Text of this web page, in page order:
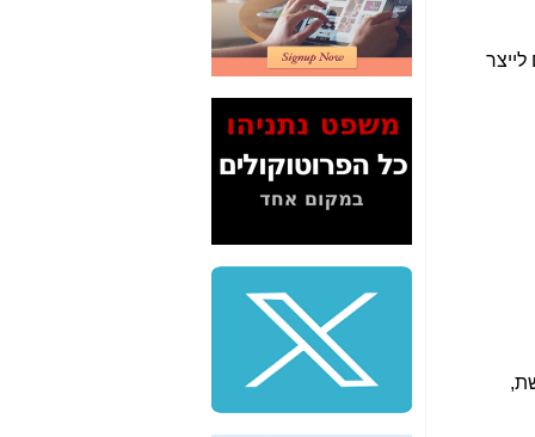
2" על תעלולי השר
משה כחלון -כאן
המשך חשיפת הבלוף
ששמו "מהפיכת
הסלולר" ואיך מסרסים
כאן
סיכום ביקור בסיליקון
שלמה פילבר (עד
לאחרונה מנכ"ל משרד
התקשורת) - עד
מדינה? הצחקתם